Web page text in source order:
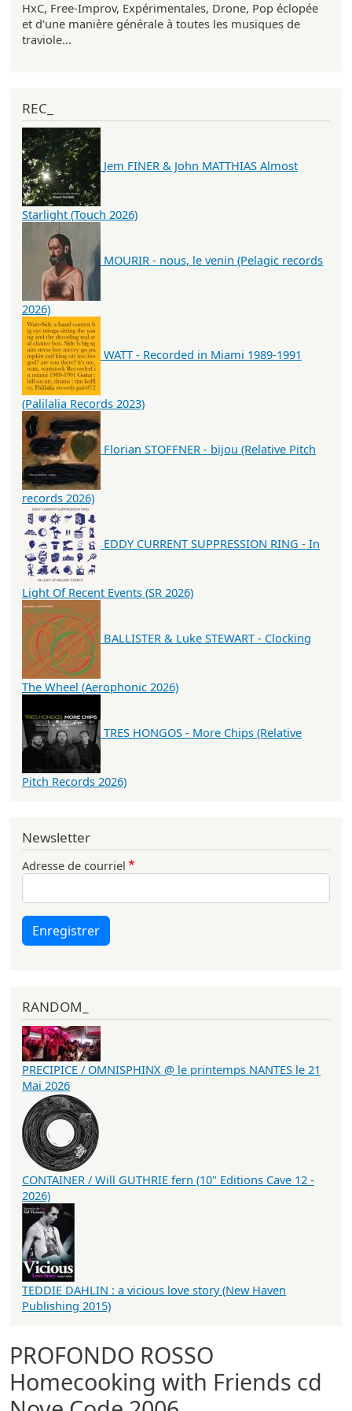
PROFONDO ROSSO
Homecooking with Friends cd
HxC, Free-Improv, Expérimentales, Drone, Pop éclopée
et d'une manière générale à toutes les musiques de
traviole...
REC_
Jem FINER & John MATTHIAS Almost
Starlight (Touch 2026)
MOURIR - nous, le venin (Pelagic records
2026)
WATT - Recorded in Miami 1989-1991
(Palilalia Records 2023)
Florian STOFFNER - bijou (Relative Pitch
records 2026)
EDDY CURRENT SUPPRESSION RING - In
Light Of Recent Events (SR 2026)
BALLISTER & Luke STEWART - Clocking
The Wheel (Aerophonic 2026)
TRES HONGOS - More Chips (Relative
Pitch Records 2026)
Newsletter
Adresse de courriel
Enregistrer
RANDOM_
PRECIPICE / OMNISPHINX @ le printemps NANTES le 21
Mai 2026
CONTAINER / Will GUTHRIE fern (10" Editions Cave 12 -
2026)
TEDDIE DAHLIN : a vicious love story (New Haven
Publishing 2015)